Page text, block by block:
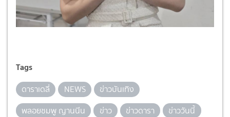
Tags
ดาราเดลี่ NEWS
ข่าวบันเทิง
พลอยชมพู ญานนีน
ข่าว ข่าวดารา
ข่าววันนี้